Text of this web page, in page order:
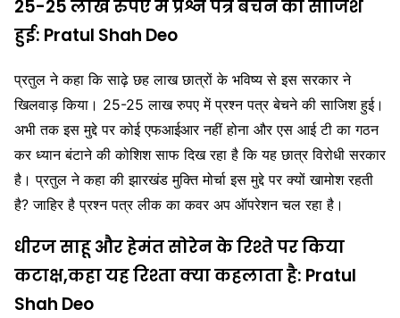
25-25 लाख रुपए में प्रश्न पत्र बेचने की साजिश
हुई: Pratul Shah Deo
प्रतुल ने कहा कि साढ़े छह लाख छात्रों के भविष्य से इस सरकार ने
खिलवाड़ किया। 25-25 लाख रुपए में प्रश्न पत्र बेचने की साजिश हुई।
अभी तक इस मुद्दे पर कोई एफआईआर नहीं होना और एस आई टी का गठन
कर ध्यान बंटाने की कोशिश साफ दिख रहा है कि यह छात्र विरोधी सरकार
है। प्रतुल ने कहा की झारखंड मुक्ति मोर्चा इस मुद्दे पर क्यों खामोश रहती
है? जाहिर है प्रश्न पत्र लीक का कवर अप ऑपरेशन चल रहा है।
धीरज साहू और हेमंत सोरेन के रिश्ते पर किया
कटाक्ष,कहा यह रिश्ता क्या कहलाता है: Pratul
Shah Deo